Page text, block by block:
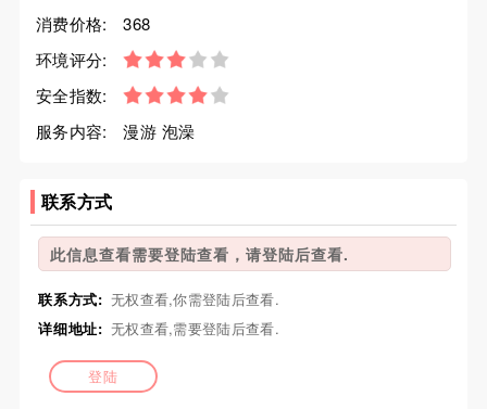
消费价格:
368
环境评分:
安全指数:
服务内容:
漫游 泡澡
联系方式
此信息查看需要登陆查看，请登陆后查看.
联系方式: 无权查看,你需登陆后查看.
详细地址: 无权查看,需要登陆后查看.
登陆